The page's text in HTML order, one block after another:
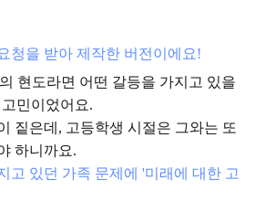
청을 받아 제작한 버전이에요!
현도라면 어떤 갈등을 가지고 있을
민이었어요.
짙은데, 고등학생 시절은 그와는 또
하니까요.
고 있던 가족 문제에 '미래에 대한 고